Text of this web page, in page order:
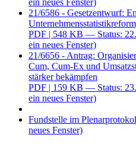
ein neues Fenster)
21/6586 - Gesetzentwurf:
PDF | 548 KB — Status:
ein neues Fenster)
21/6656 - Antrag:
Cum, Cum-Ex und
stärker bekämpfen
PDF | 159 KB — Status:
ein neues Fenster)
Fundstelle im
neues Fenster)